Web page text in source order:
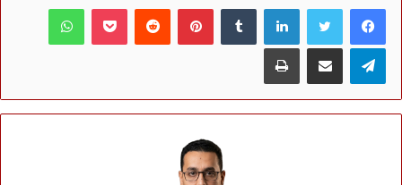
فيسبوك تويتر لينكدإن بينتيريست بوكيت واتساب
تيلقرام مشاركة عبر البريد طباعة